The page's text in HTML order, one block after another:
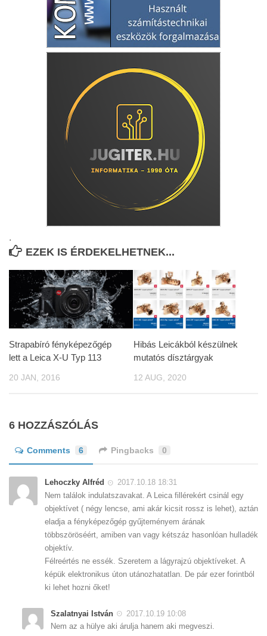
.
EZEK IS ÉRDEKELHETNEK...
Strapabíró fényképezőgép
lett a Leica X-U Typ 113
20 JAN, 2016
Hibás Leicákból készülnek
mutatós dísztárgyak
12 AUG, 2020
6 HOZZÁSZÓLÁS
Comments 6 Pingbacks 0
Lehoczky Alfréd
2017.10.18 18:31
Nem találok indulatszavakat. A Leica fillérekért csinál egy
objektívet ( négy lencse, ami akár kicsit rossz is lehet), aztán
eladja a fényképezőgép gyűjteményem árának
többszöröséért, amiben van vagy kétszáz hasonlóan hulladék
objektív.
Félreértés ne essék. Szeretem a lágyrajzú objektíveket. A
képük elektronikus úton utánozhatatlan. De pár ezer forintból
ki lehet hozni őket!
Szalatnyai István
2017.10.19 10:08
Nem az a hülye aki árulja hanem aki megveszi.